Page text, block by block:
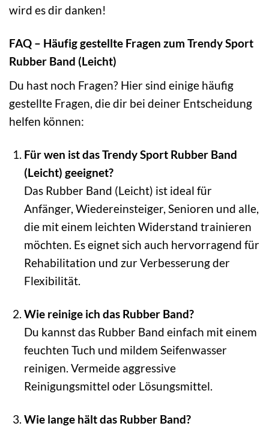
wird es dir danken!
FAQ – Häufig gestellte Fragen zum Trendy Sport
Rubber Band (Leicht)
Du hast noch Fragen? Hier sind einige häufig
gestellte Fragen, die dir bei deiner Entscheidung
helfen können:
Für wen ist das Trendy Sport Rubber Band
(Leicht) geeignet?
Das Rubber Band (Leicht) ist ideal für
Anfänger, Wiedereinsteiger, Senioren und alle,
die mit einem leichten Widerstand trainieren
möchten. Es eignet sich auch hervorragend für
Rehabilitation und zur Verbesserung der
Flexibilität.
Wie reinige ich das Rubber Band?
Du kannst das Rubber Band einfach mit einem
feuchten Tuch und mildem Seifenwasser
reinigen. Vermeide aggressive
Reinigungsmittel oder Lösungsmittel.
Wie lange hält das Rubber Band?